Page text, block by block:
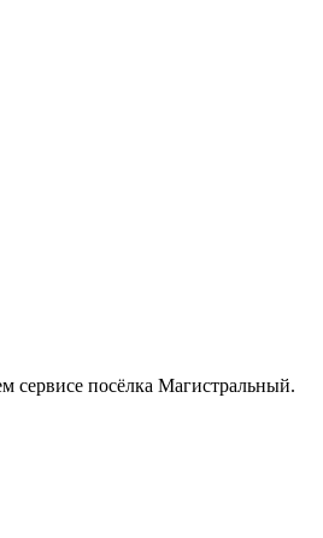
сервисе посёлка Магистральный.